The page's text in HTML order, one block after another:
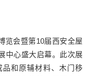
览会暨第10届西安全屋
中心盛大启幕。此次展
和原辅材料、木门移